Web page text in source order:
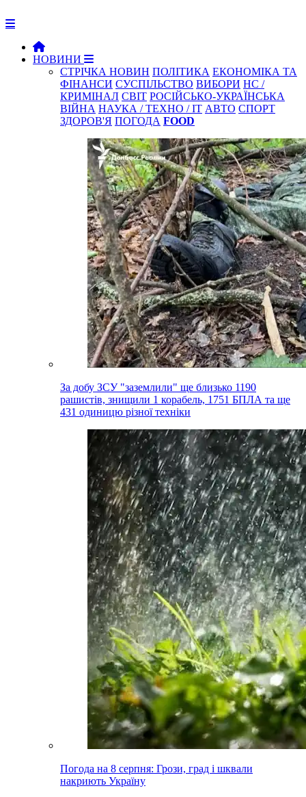
НОВИНИ
СТРІЧКА НОВИН ПОЛІТИКА ЕКОНОМІКА ТА
ФІНАНСИ СУСПІЛЬСТВО ВИБОРИ НС /
КРИМІНАЛ СВІТ РОСІЙСЬКО-УКРАЇНСЬКА
ВІЙНА НАУКА / ТЕХНО / IT АВТО СПОРТ
ЗДОРОВ'Я ПОГОДА FOOD
За добу ЗСУ "заземлили" ще близько 1190
рашистів, знищили 1 корабель, 1751 БПЛА та ще
431 одиницю різної техніки
Погода на 8 серпня: Грози, град і шквали
накриють Україну